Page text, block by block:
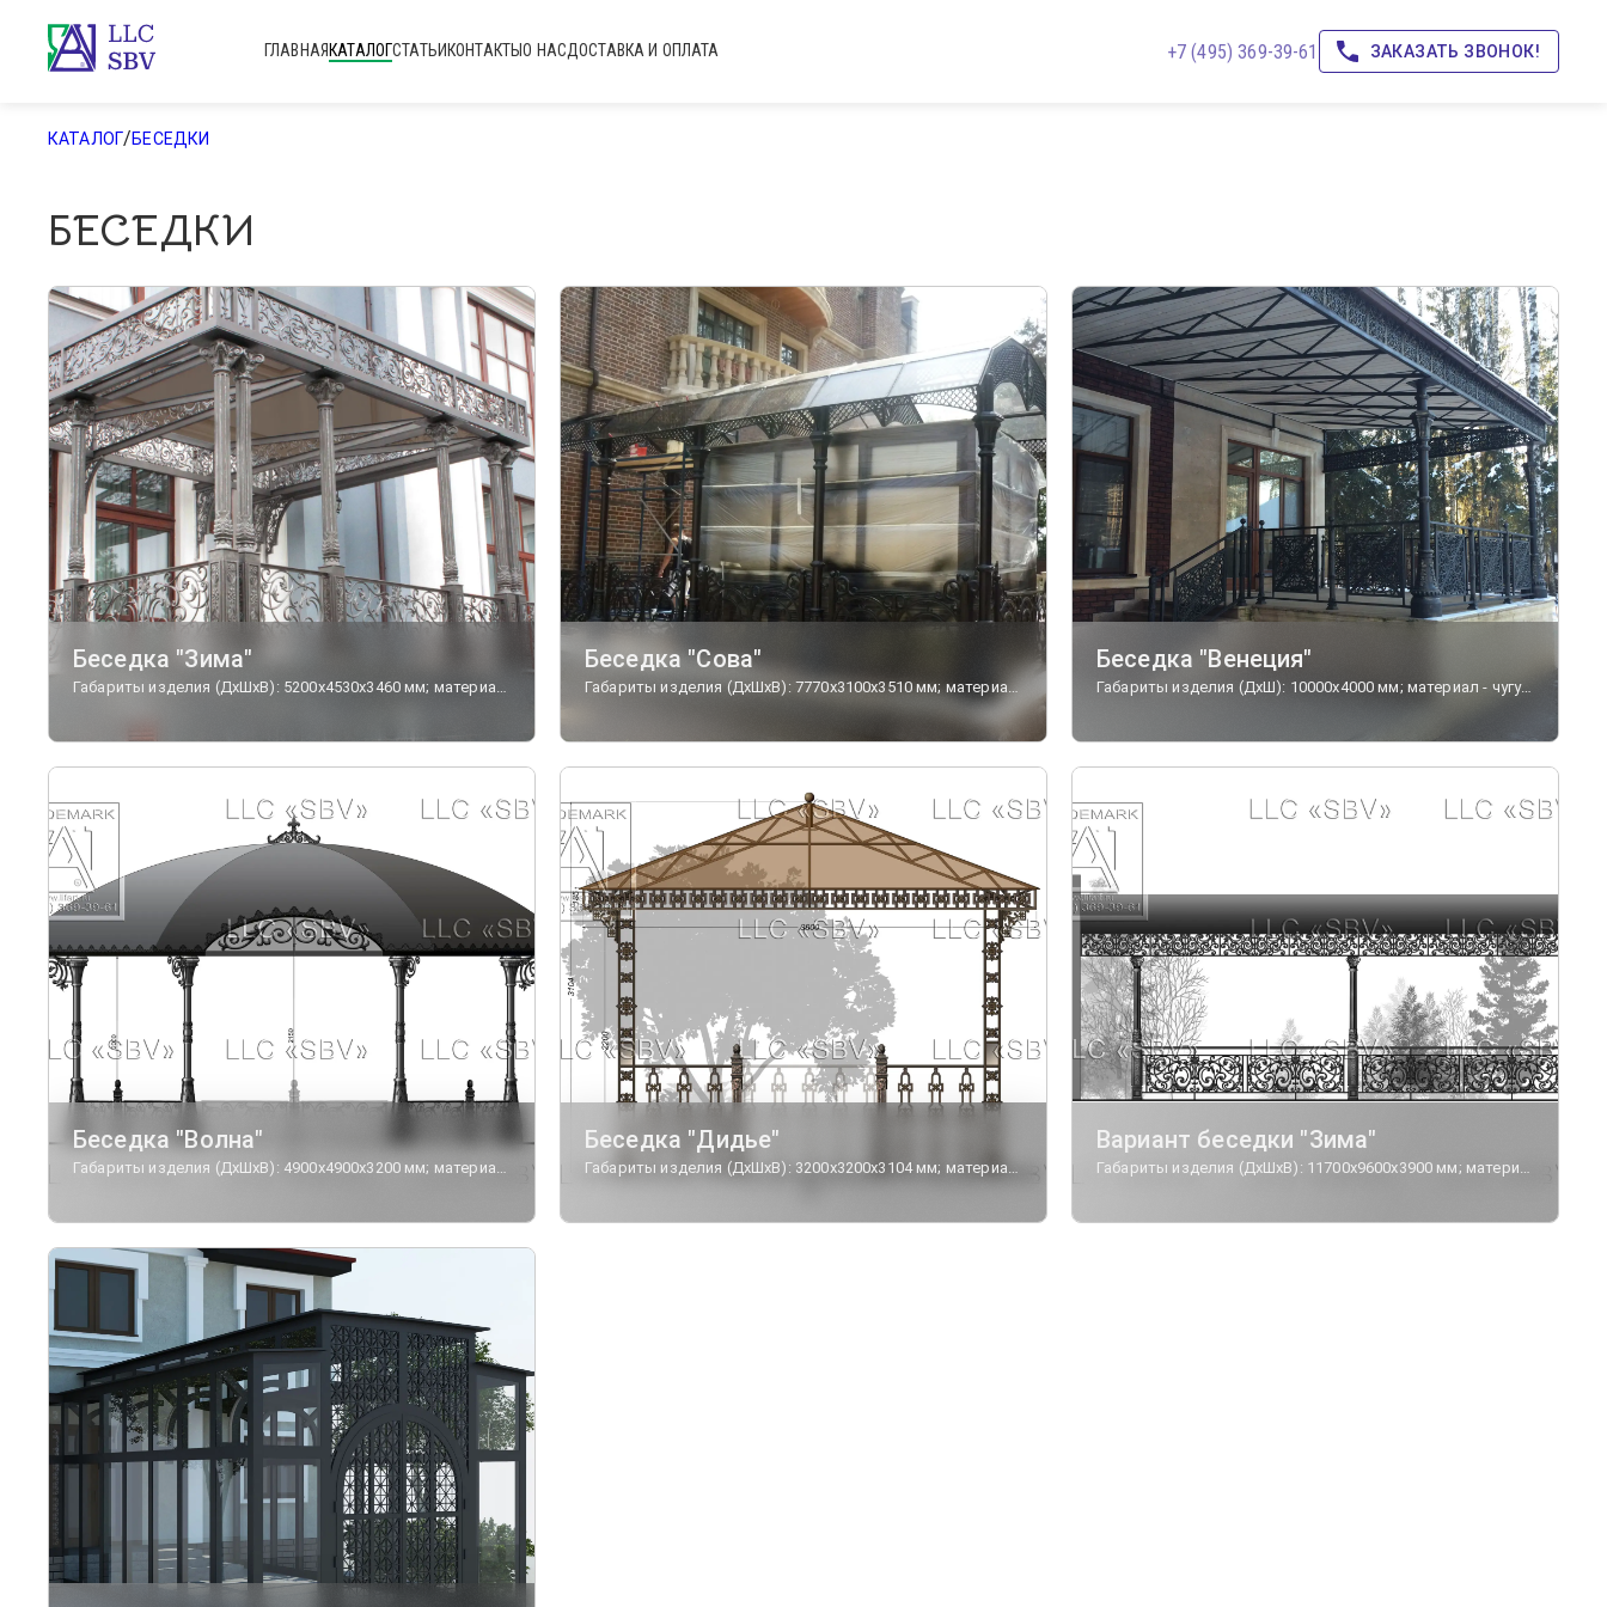
ГЛАВНАЯ КАТАЛОГСТАТЬИ КОНТАКТЫО НАСДОСТАВКА И ОПЛАТА +7 (495) 369-39-61 ЗАКАЗАТЬ ЗВОНОК!
КАТАЛОГ/БЕСЕДКИ
БЕСЕДКИ
Беседка "Зима"
Габариты изделия (ДхШхВ): 5200х4530х3460 мм; материал - чугун,сталь; кровля - монолитный поликарбонат.
Беседка "Сова"
Габариты изделия (ДхШхВ): 7770х3100х3510 мм; материал - чугун,сталь; кровля - триплекс.
Беседка "Венеция"
Габариты изделия (ДхШ): 10000х4000 мм; материал - чугун, сталь.
Беседка "Волна"
Габариты изделия (ДхШхВ): 4900х4900х3200 мм; материал - чугун, сталь.
Беседка "Дидье"
Габариты изделия (ДхШхВ): 3200х3200х3104 мм; материал - чугун, сталь; кровля - монолитный поликарбонат.
Вариант беседки "Зима"
Габариты изделия (ДхШхВ): 11700х9600х3900 мм; материал - чугун, сталь.